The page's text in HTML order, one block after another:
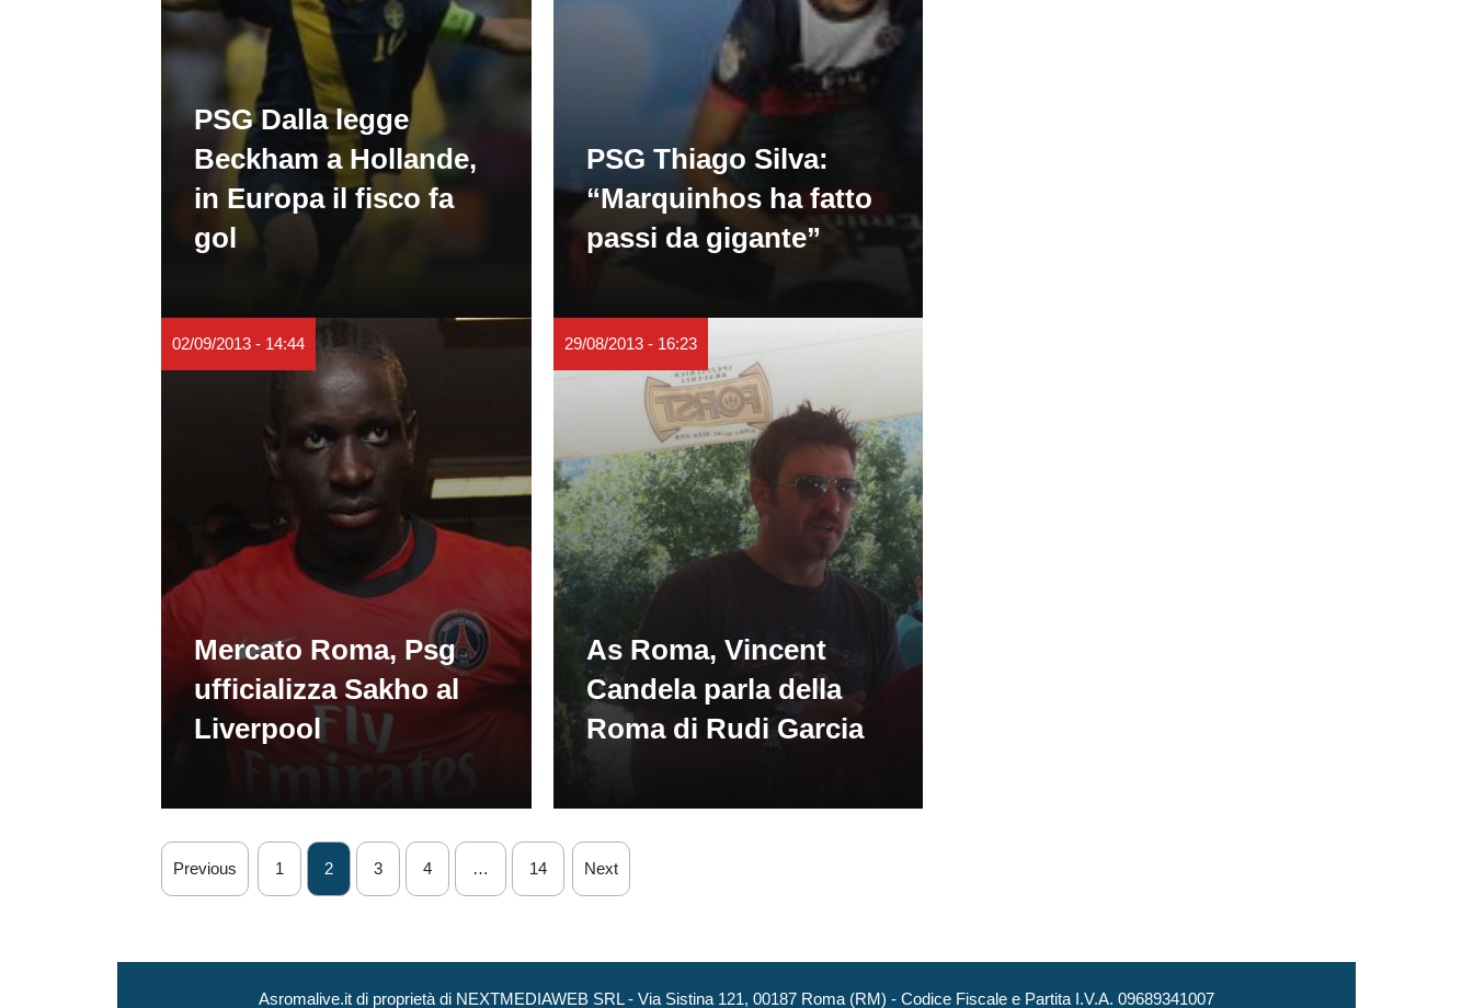
PSG Dalla legge
Beckham a Hollande,
in Europa il fisco fa
gol
PSG Thiago Silva:
“Marquinhos ha fatto
passi da gigante”
02/09/2013 - 14:44
Mercato Roma, Psg
ufficializza Sakho al
Liverpool
29/08/2013 - 16:23
As Roma, Vincent
Candela parla della
Roma di Rudi Garcia
Previous 1 2 3 4 … 14 Next
Asromalive.it di proprietà di NEXTMEDIAWEB SRL - Via Sistina 121, 00187 Roma (RM) - Codice Fiscale e Partita I.V.A. 09689341007